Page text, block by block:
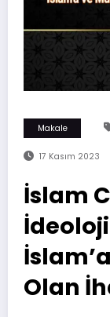
Makale
17 Kasım 2023
İslam
Olan